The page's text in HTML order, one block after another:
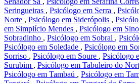
Seringueiras , Psicólogo em Serra ,
Norte , Psicólogo em Siderópolis ,
em Simplício Mendes , Psicólogo em
Sobradinho , Psicólogo em Sobral ,
Psicólogo em Soledade , Psicólogo em
Sorriso , Psicólogo em Soure , Psicólogo
Surubim , Psicólogo em Tabuleiro do
Psicólogo em Tambaú , Psicólogo em